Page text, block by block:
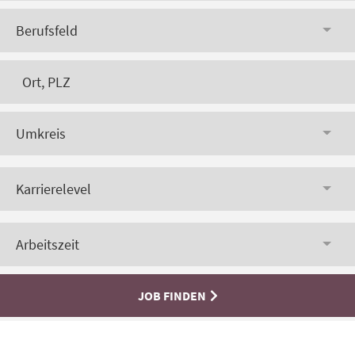
Berufsfeld
Umkreis
Karrierelevel
Arbeitszeit
JOB FINDEN